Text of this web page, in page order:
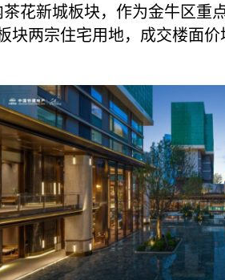
花新城板块，作为金牛区重
块两宗住宅用地，成交楼面